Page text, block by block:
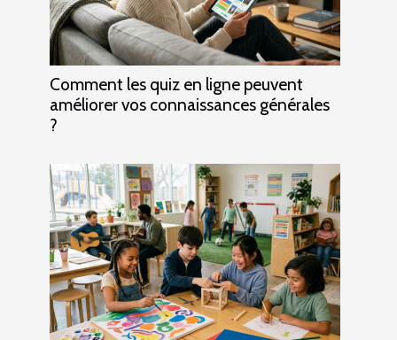
Comment les quiz en ligne peuvent
améliorer vos connaissances générales
?